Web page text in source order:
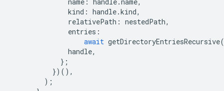
kind : handle.kind,
relativePath : nestedPath,
entries :
await getDirectoryEntriesRecursive(
handle,
};
})(),
);